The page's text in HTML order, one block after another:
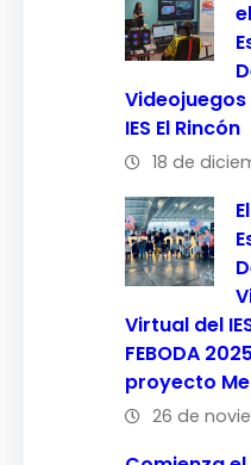
IES El Rincón
18 de
Virtual del
FEBODA
proyecto
26 de